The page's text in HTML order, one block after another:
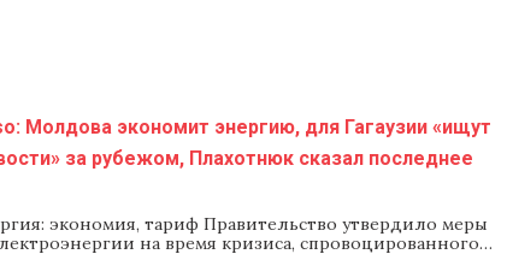
Молдова экономит энергию, для Гагаузии «ищут
за рубежом, Плахотнюк сказал последнее
экономия, тариф Правительство утвердило меры
на время кризиса, спровоцированного